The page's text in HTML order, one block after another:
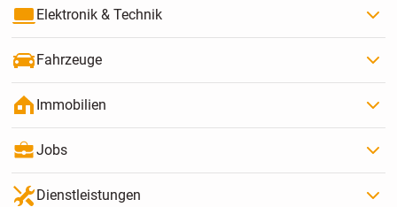
Elektronik & Technik
Fahrzeuge
Immobilien
Jobs
Dienstleistungen